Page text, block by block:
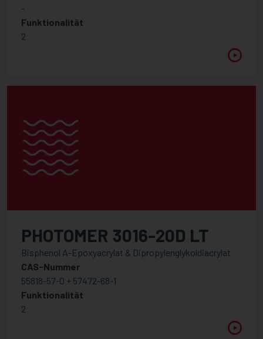
-
Funktionalität
2
PHOTOMER 3016-20D LT
Bisphenol A-Epoxyacrylat & Dipropylenglykoldiacrylat
CAS-Nummer
55818-57-0 + 57472-68-1
Funktionalität
2